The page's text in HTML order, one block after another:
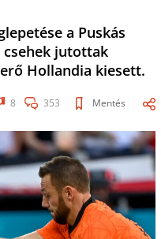
a Puskás
jutottak
Hollandia kiesett.
8 353 Mentés